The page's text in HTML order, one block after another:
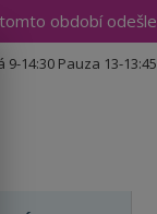
období
9-14:30 Pauza 13-13:45